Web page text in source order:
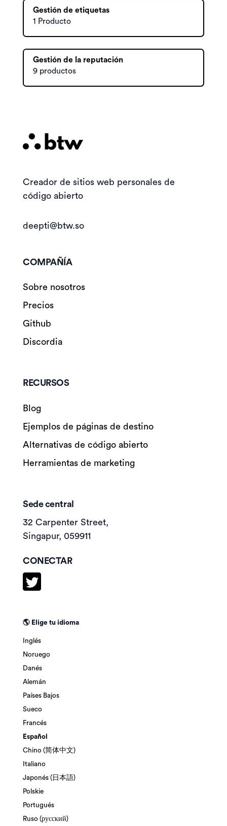
Gestión de etiquetas
1 Producto
Gestión de la reputación
9 productos
Creador de sitios web personales de
código abierto
deepti@btw.so
COMPAÑÍA
Sobre nosotros
Precios
Github
Discordia
RECURSOS
Blog
Ejemplos de páginas de destino
Alternativas de código abierto
Herramientas de marketing
Sede central
32 Carpenter Street,
Singapur, 059911
CONECTAR
🌎 Elige tu idioma
Inglés
Noruego
Danés
Alemán
Países Bajos
Sueco
Francés
Español
Chino (简体中文)
Italiano
Japonés (日本語)
Polskie
Portugués
Ruso (русский)